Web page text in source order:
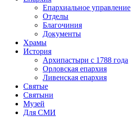
Епархиальное управление
Отделы
Благочиния
Документы
Храмы
История
Архипастыри с 1788 года
Орловская епархия
Ливенская епархия
Святые
Святыни
Музей
Для СМИ